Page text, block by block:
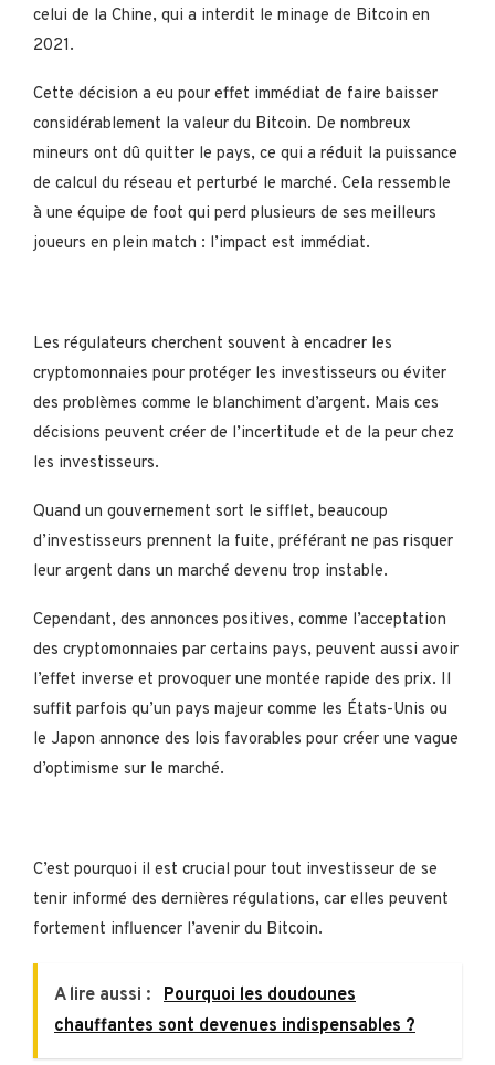
celui de la Chine, qui a interdit le minage de Bitcoin en
2021.
Cette décision a eu pour effet immédiat de faire baisser
considérablement la valeur du Bitcoin. De nombreux
mineurs ont dû quitter le pays, ce qui a réduit la puissance
de calcul du réseau et perturbé le marché. Cela ressemble
à une équipe de foot qui perd plusieurs de ses meilleurs
joueurs en plein match : l’impact est immédiat.
Les régulateurs cherchent souvent à encadrer les
cryptomonnaies pour protéger les investisseurs ou éviter
des problèmes comme le blanchiment d’argent. Mais ces
décisions peuvent créer de l’incertitude et de la peur chez
les investisseurs.
Quand un gouvernement sort le sifflet, beaucoup
d’investisseurs prennent la fuite, préférant ne pas risquer
leur argent dans un marché devenu trop instable.
Cependant, des annonces positives, comme l’acceptation
des cryptomonnaies par certains pays, peuvent aussi avoir
l’effet inverse et provoquer une montée rapide des prix. Il
suffit parfois qu’un pays majeur comme les États-Unis ou
le Japon annonce des lois favorables pour créer une vague
d’optimisme sur le marché.
C’est pourquoi il est crucial pour tout investisseur de se
tenir informé des dernières régulations, car elles peuvent
fortement influencer l’avenir du Bitcoin.
A lire aussi : Pourquoi les doudounes
chauffantes sont devenues indispensables ?